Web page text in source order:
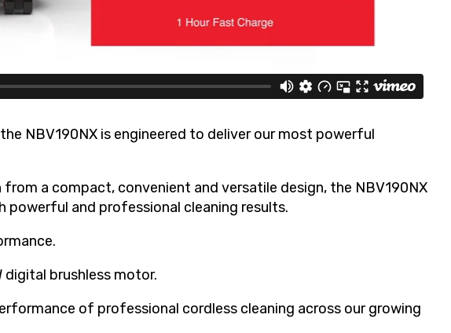
NBV190NX is engineered to deliver our most powerful
a compact, convenient and versatile design, the NBV190NX
and professional cleaning results.
digital brushless motor.
of professional cordless cleaning across our growing